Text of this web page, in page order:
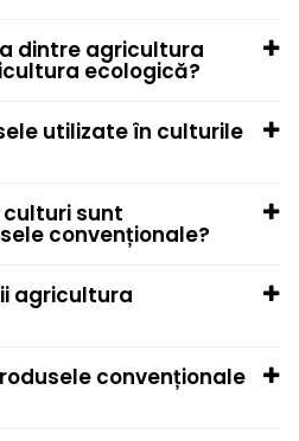
dintre agricultura
ecologică?
utilizate în culturile
culturi sunt
convenționale?
agricultura
convenționale